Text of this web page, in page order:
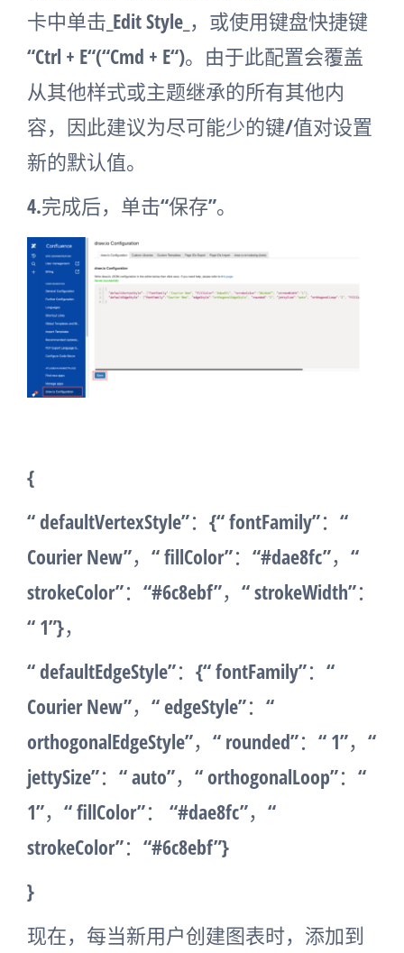
卡中单击_Edit Style_，或使用键盘快捷键
“Ctrl + E“(“Cmd + E“)。由于此配置会覆盖
从其他样式或主题继承的所有其他内
容，因此建议为尽可能少的键/值对设置
新的默认值。
4.完成后，单击“保存”。
{
“ defaultVertexStyle”：{“ fontFamily”：“
Courier New”，“ fillColor”：“#dae8fc”，“
strokeColor”：“#6c8ebf”，“ strokeWidth”：
“ 1”}，
“ defaultEdgeStyle”：{“ fontFamily”：“
Courier New”，“ edgeStyle”：“
orthogonalEdgeStyle”，“ rounded”：“ 1”，“
jettySize”：“ auto”，“ orthogonalLoop”：“
1”，“ fillColor”： “#dae8fc”，“
strokeColor”：“#6c8ebf”}
}
现在，每当新用户创建图表时，添加到